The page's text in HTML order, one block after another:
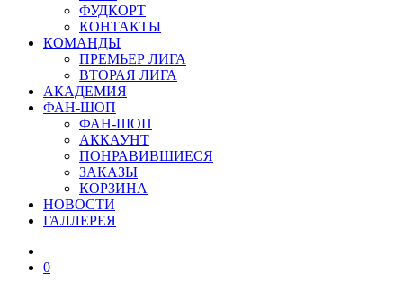
ФУДКОРТ
КОНТАКТЫ
КОМАНДЫ
ПРЕМЬЕР ЛИГА
ВТОРАЯ ЛИГА
АКАДЕМИЯ
ФАН-ШОП
ФАН-ШОП
АККАУНТ
ПОНРАВИВШИЕСЯ
ЗАКАЗЫ
КОРЗИНА
НОВОСТИ
ГАЛЛЕРЕЯ
0